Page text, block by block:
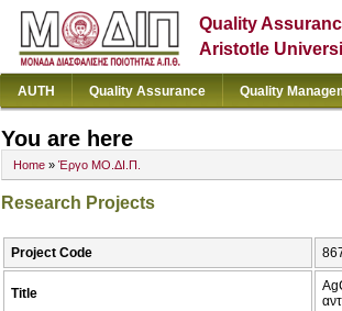
Quality
Aristotle
AUTH Quality Assurance Quality
You are here
Home » Έργο ΜΟ.ΔΙ.Π.
Research Projects
Project Code
Title